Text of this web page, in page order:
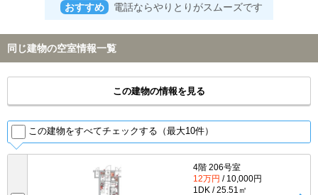
おすすめ 電話ならやりとりがスムーズです
同じ建物の空室情報一覧
この建物の情報を見る
この建物をすべてチェックする（最大10件）
4階 206号室
12万円 / 10,000円
1DK / 25.51㎡